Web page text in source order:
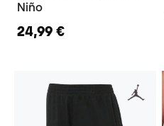
Niño
24,99 €